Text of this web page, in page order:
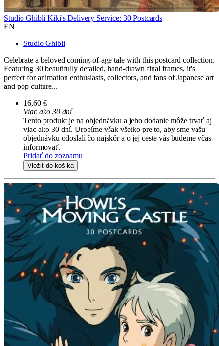
Studio Ghibli Kiki's Delivery Service: 30 Postcards
EN
Studio Ghibli
Celebrate a beloved coming-of-age tale with this postcard collection.
Featuring 30 beautifully detailed, hand-drawn final frames, it's
perfect for animation enthusiasts, collectors, and fans of Japanese art
and pop culture...
16,60 €
Viac ako 30 dní
Tento produkt je na objednávku a jeho dodanie môže trvať aj
viac ako 30 dní. Urobíme však všetko pre to, aby sme vašu
objednávku odoslali čo najskôr a o jej ceste vás budeme včas
informovať.
Pridať do zoznamu
Vložiť do košíka